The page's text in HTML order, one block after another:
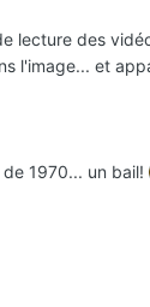
lecture des
l'image... et
1970... un bail!